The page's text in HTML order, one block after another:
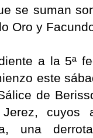
se suman
Oro y
a la 5ª
este
de
cuyos
una